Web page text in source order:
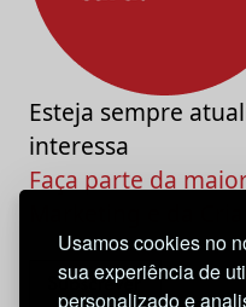
Usamos cookies no
sua experiência de
personalizado e
Esteja sempre
interessa
Faça parte da